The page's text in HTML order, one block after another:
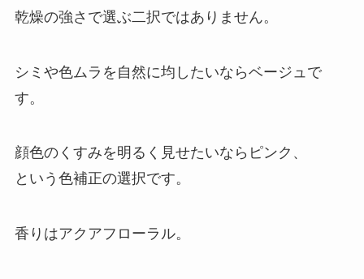
乾燥の強さで選ぶ二択ではありません。
シミや色ムラを自然に均したいならベージュで
す。
顔色のくすみを明るく見せたいならピンク、
という色補正の選択です。
香りはアクアフローラル。